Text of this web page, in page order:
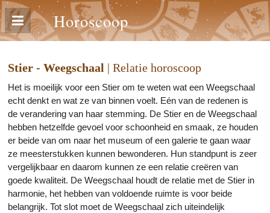
Horoscoop
Stier - Weegschaal | Relatie horoscoop
Het is moeilijk voor een Stier om te weten wat een Weegschaal
echt denkt en wat ze van binnen voelt. Eén van de redenen is
de verandering van haar stemming. De Stier en de Weegschaal
hebben hetzelfde gevoel voor schoonheid en smaak, ze houden
er beide van om naar het museum of een galerie te gaan waar
ze meesterstukken kunnen bewonderen. Hun standpunt is zeer
vergelijkbaar en daarom kunnen ze een relatie creëren van
goede kwaliteit. De Weegschaal houdt de relatie met de Stier in
harmonie, het hebben van voldoende ruimte is voor beide
belangrijk. Tot slot moet de Weegschaal zich uiteindelijk